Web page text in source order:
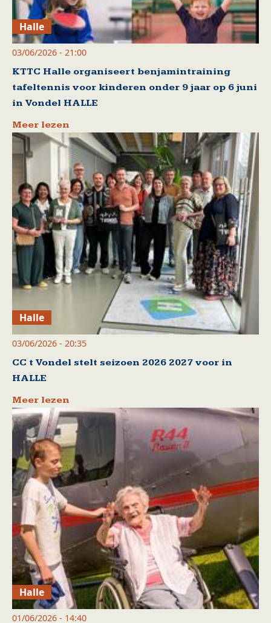
Halle
03/06/2026 - 21:00
KTTC Halle organiseert benjamintraining
tafeltennis voor kinderen onder 9 jaar op 6 juni
in Vondel HALLE
Meer lezen
Halle
03/06/2026 - 20:35
CC t Vondel stelt seizoen 2026 2027 voor in
HALLE
Meer lezen
Halle
01/06/2026 - 14:40